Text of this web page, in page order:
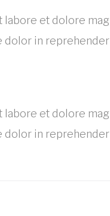
et dolore
dolor in
et dolore
dolor in